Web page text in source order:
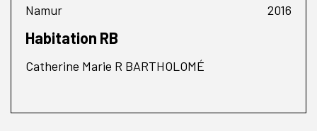
Namur 2016
Habitation RB
Catherine Marie R BARTHOLOMÉ